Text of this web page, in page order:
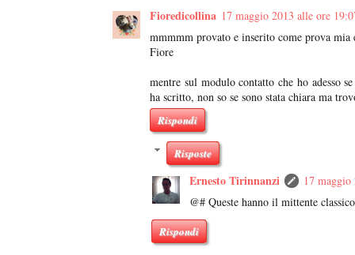
Fioredicollina 17 maggio 2013 alle ore
mmmmm provato e inserito come prova
Fiore
mentre sul modulo contatto che ho adesso
ha scritto, non so se sono stata chiara ma
Rispondi
Risposte
Ernesto Tirinnanzi
17
@# Queste hanno il mittente
Rispondi